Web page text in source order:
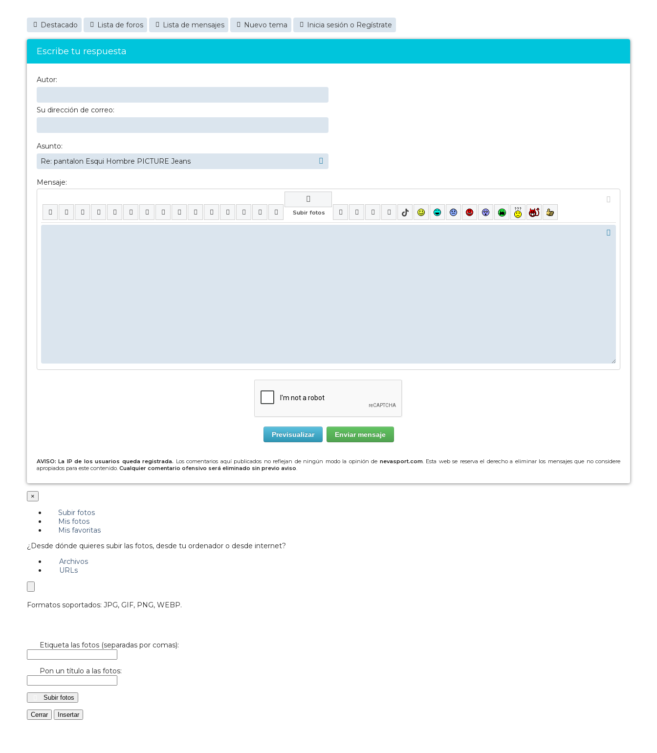
Destacado Lista de foros Lista de mensajes Nuevo tema Inicia sesión o Regístrate
Escribe tu respuesta
Autor:
Su dirección de correo:
Asunto:
Mensaje:
AVISO: La IP de los usuarios queda registrada. Los comentarios aquí publicados no reflejan de ningún modo la opinión de nevasport.com. Esta web se reserva el derecho a eliminar los mensajes que no considere
apropiados para este contenido. Cualquier comentario ofensivo será eliminado sin previo aviso.
×
Subir fotos
Mis fotos
Mis favoritas
¿Desde dónde quieres subir las fotos, desde tu ordenador o desde internet?
Archivos
URLs
Formatos soportados: JPG, GIF, PNG, WEBP.
Etiqueta las fotos (separadas por comas):
Pon un título a las fotos:
Subir fotos
Cerrar Insertar